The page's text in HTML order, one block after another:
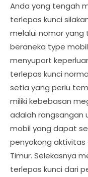
Anda yang tengah
terlepas kunci
melalui nomor yang
beraneka type
menyuport
terlepas kunci
setia yang perlu
miliki kebebasan
adalah rangsangan
mobil yang dapat
penyokong
Timur. Selekasnya
terlepas kunci dari